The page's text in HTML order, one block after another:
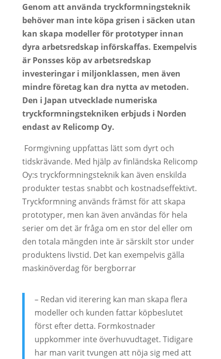
Genom att använda tryckformningsteknik
behöver man inte köpa grisen i säcken utan
kan skapa modeller för prototyper innan
dyra arbetsredskap införskaffas. Exempelvis
är Ponsses köp av arbetsredskap
investeringar i miljonklassen, men även
mindre företag kan dra nytta av metoden.
Den i Japan utvecklade numeriska
tryckformningstekniken erbjuds i Norden
endast av Relicomp Oy.
Formgivning uppfattas lätt som dyrt och
tidskrävande. Med hjälp av finländska Relicomp
Oy:s tryckformningsteknik kan även enskilda
produkter testas snabbt och kostnadseffektivt.
Tryckformning används främst för att skapa
prototyper, men kan även användas för hela
serier om det är fråga om en stor del eller om
den totala mängden inte är särskilt stor under
produktens livstid. Det kan exempelvis gälla
maskinöverdag för bergborrar
– Redan vid iterering kan man skapa flera
modeller och kunden fattar köpbeslutet
först efter detta. Formkostnader
uppkommer inte överhuvudtaget. Tidigare
har man varit tvungen att nöja sig med att